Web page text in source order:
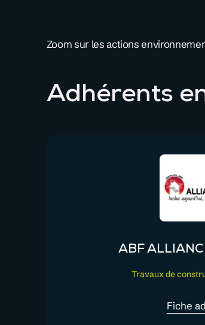
Zoom sur les actions
Adhérents
ABF
Travaux de
Fiche